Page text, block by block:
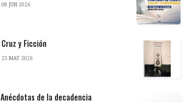
08 JUN 2026
Cruz y Ficción
25 MAY 2026
Anécdotas de la decadencia